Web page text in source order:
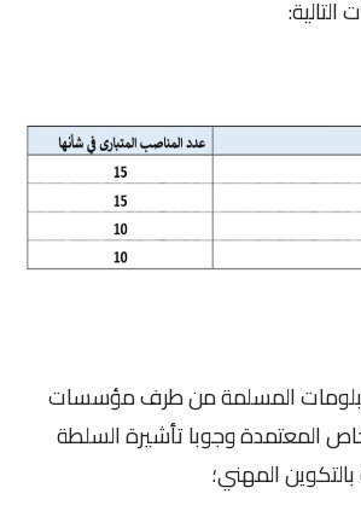
المسلمة من طرف مؤسسات
المعتمدة وجوبا تأشيرة السلطة
المهني؛